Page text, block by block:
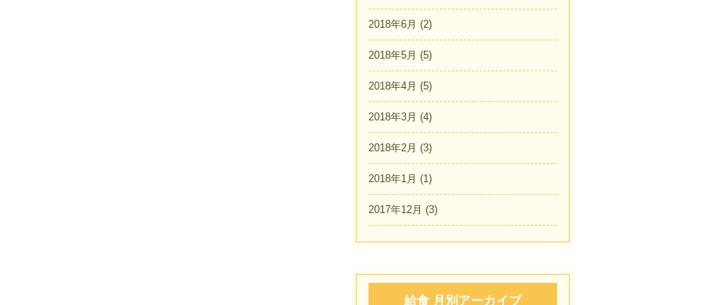
2018年6月 (2)
2018年5月 (5)
2018年4月 (5)
2018年3月 (4)
2018年2月 (3)
2018年1月 (1)
2017年12月 (3)
給食 月別アーカイブ